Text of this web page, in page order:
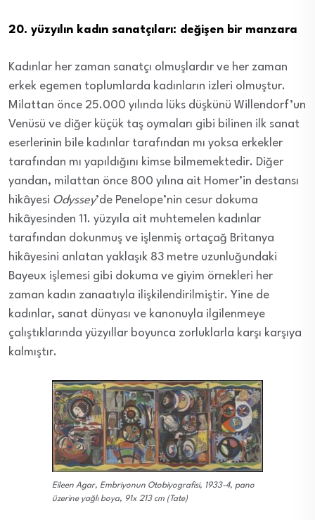
20. yüzyılın kadın sanatçıları: değişen bir manzara
Kadınlar her zaman sanatçı olmuşlardır ve her zaman
erkek egemen toplumlarda kadınların izleri olmuştur.
Milattan önce 25.000 yılında lüks düşkünü Willendorf’un
Venüsü ve diğer küçük taş oymaları gibi bilinen ilk sanat
eserlerinin bile kadınlar tarafından mı yoksa erkekler
tarafından mı yapıldığını kimse bilmemektedir. Diğer
yandan, milattan önce 800 yılına ait Homer’in destansı
hikâyesi Odyssey’de Penelope’nin cesur dokuma
hikâyesinden 11. yüzyıla ait muhtemelen kadınlar
tarafından dokunmuş ve işlenmiş ortaçağ Britanya
hikâyesini anlatan yaklaşık 83 metre uzunluğundaki
Bayeux işlemesi gibi dokuma ve giyim örnekleri her
zaman kadın zanaatıyla ilişkilendirilmiştir. Yine de
kadınlar, sanat dünyası ve kanonuyla ilgilenmeye
çalıştıklarında yüzyıllar boyunca zorluklarla karşı karşıya
kalmıştır.
Eileen Agar, Embriyonun Otobiyografisi, 1933-4, pano
üzerine yağlı boya, 91x 213 cm (Tate)